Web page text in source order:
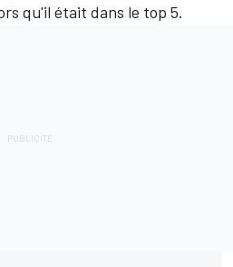
qu'il était dans le top 5.